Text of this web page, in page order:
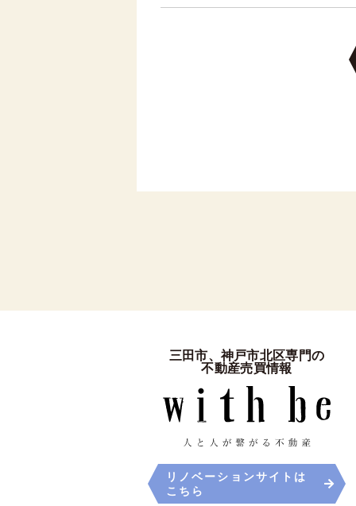
三田市、神戸市北区専門の
不動産売買情報
リノベーションサイトは
こちら